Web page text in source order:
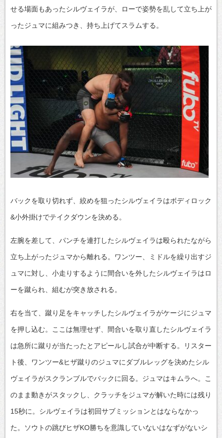
せる場面もあったシルヴェイラが、ローで姿勢を乱して立ち上が
ったジュマに組みつき、持ち上げてスラムする。
バックを取り切れず、絞めを狙ったシルヴェイラはボディロック
&小外掛けでテイクダウンを決める。
左腕を差して、パンチを連打したシルヴェイラは殴られたながら
立ち上がったジュマから離れる。ワンツー、ミドルを繰り出すジ
ュマに対し、小走りするように間合いを外したシルヴェイラはロ
ーを蹴られ、組むが突き放される。
右を当て、蹴り足をキャッチしたシルヴェイラがケージにジュマ
を押し込む。ここは無理せず、間合いを取り直したシルヴェイラ
は急所に蹴りが当たったとアピールし試合が中断する。リスター
ト後、ワンツー&ヒザ蹴りのジュマにダブルレッグを決めたシル
ヴェイラがスクランブルでバックに回る。ジュマはキムラへ。こ
のまま動きがスタックし、クラッチをジュマが解いた時には残り
15秒に。シルヴェイラは初回サブミッションとはならなかっ
た。ソウトの跳びヒザKO勝ちを意識していないはなずがないシ